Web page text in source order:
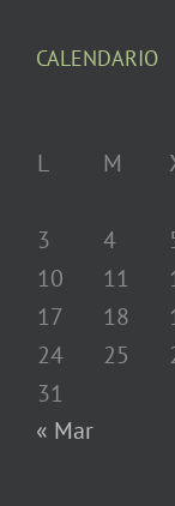
CALENDARIO
L
M
3
4
10
11
17
18
24
25
31
« Mar